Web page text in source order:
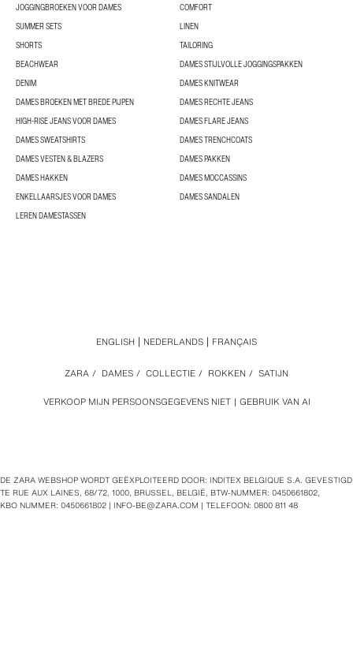
JOGGINGBROEKEN VOOR DAMES
COMFORT
SUMMER SETS
LINEN
SHORTS
TAILORING
BEACHWEAR
DAMES STIJLVOLLE JOGGINGSPAKKEN
DENIM
DAMES KNITWEAR
DAMES BROEKEN MET BREDE PIJPEN
DAMES RECHTE JEANS
HIGH-RISE JEANS VOOR DAMES
DAMES FLARE JEANS
DAMES SWEATSHIRTS
DAMES TRENCHCOATS
DAMES VESTEN & BLAZERS
DAMES PAKKEN
DAMES HAKKEN
DAMES MOCCASSINS
ENKELLAARSJES VOOR DAMES
DAMES SANDALEN
LEREN DAMESTASSEN
VERKOOP MIJN PERSOONSGEGEVENS NIET GEBRUIK VAN AI
ZARA / DAMES / COLLECTIE / ROKKEN / SATIJN
ENGLISH NEDERLANDS FRANÇAIS
DE ZARA WEBSHOP WORDT GEËXPLOITEERD DOOR: INDITEX BELGIQUE S.A. GEVESTIGD
TE RUE AUX LAINES, 68/72, 1000, BRUSSEL, BELGIË, BTW‑NUMMER: 0450661802,
KBO NUMMER: 0450661802 | INFO-BE@ZARA.COM | TELEFOON: 0800 811 48